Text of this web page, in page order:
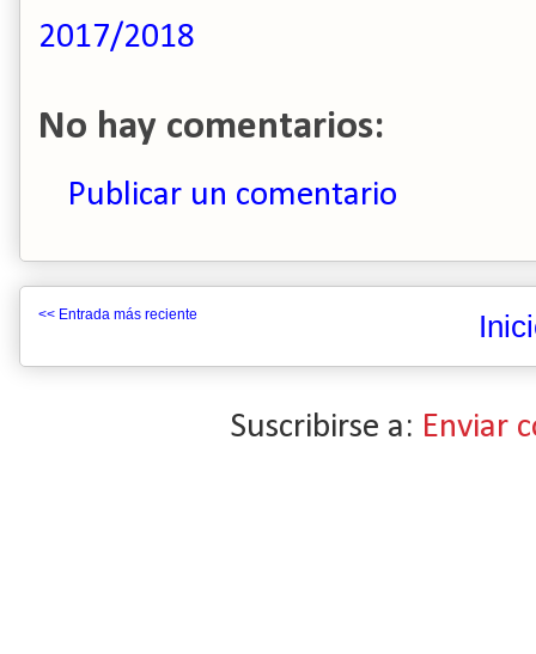
2017/2018
No hay comentarios:
Publicar un comentario
<< Entrada más reciente
Suscribirse a: Enviar